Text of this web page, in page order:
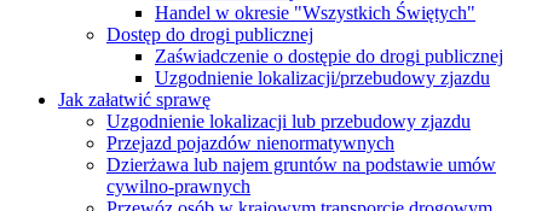
Handel w okresie "Wszystkich Świętych"
Dostęp do drogi publicznej
Zaświadczenie o dostępie do drogi publicznej
Uzgodnienie lokalizacji/przebudowy zjazdu
Jak załatwić sprawę
Uzgodnienie lokalizacji lub przebudowy zjazdu
Przejazd pojazdów nienormatywnych
Dzierżawa lub najem gruntów na podstawie umów
cywilno-prawnych